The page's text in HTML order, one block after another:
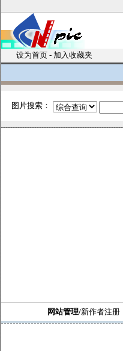
设为首页 - 加入收藏夹
图片搜索：
网站管理/新作者注册